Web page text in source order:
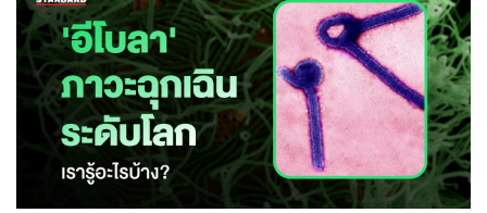
ABOUT THE AUTHOR
ปัทมาสน์ ชนะรัชชรักษ์
Content Creator ข่าวต่างประเทศ